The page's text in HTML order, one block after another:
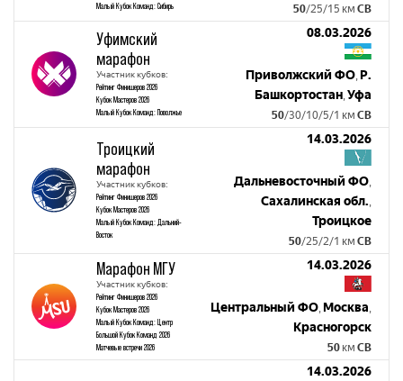
Малый Кубок Команд: Сибирь
50/25/15 км СВ
Уфимский
марафон
Участник кубков:
Рейтинг Финишеров 2026
Кубок Мастеров 2026
Малый Кубок Команд: Поволжье
08.03.2026
Приволжский ФО, Р.
Башкортостан,Уфа
50/30/10/5/1 км СВ
Троицкий
марафон
Участник кубков:
Рейтинг Финишеров 2026
Кубок Мастеров 2026
Малый Кубок Команд: Дальний-
Восток
14.03.2026
Дальневосточный ФО,
Сахалинская обл.,
Троицкое
50/25/2/1 км СВ
Марафон МГУ
Участник кубков:
Рейтинг Финишеров 2026
Кубок Мастеров 2026
Малый Кубок Команд: Центр
Большой Кубок Команд 2026
Матчевые встречи 2026
14.03.2026
Центральный ФО, Москва,
Красногорск
50 км СВ
14.03.2026